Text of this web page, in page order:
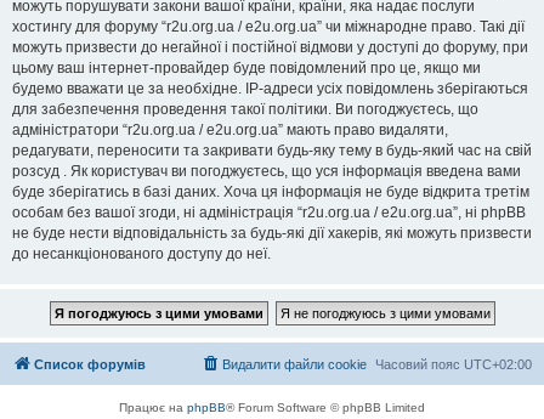
можуть порушувати закони вашої країни, країни, яка надає послуги
хостингу для форуму “r2u.org.ua / e2u.org.ua” чи міжнародне право. Такі дії
можуть призвести до негайної і постійної відмови у доступі до форуму, при
цьому ваш інтернет-провайдер буде повідомлений про це, якщо ми
будемо вважати це за необхідне. IP-адреси усіх повідомлень зберігаються
для забезпечення проведення такої політики. Ви погоджуєтесь, що
адміністратори “r2u.org.ua / e2u.org.ua” мають право видаляти,
редагувати, переносити та закривати будь-яку тему в будь-який час на свій
розсуд . Як користувач ви погоджуєтесь, що уся інформація введена вами
буде зберігатись в базі даних. Хоча ця інформація не буде відкрита третім
особам без вашої згоди, ні адміністрація “r2u.org.ua / e2u.org.ua”, ні phpBB
не буде нести відповідальність за будь-які дії хакерів, які можуть призвести
до несанкціонованого доступу до неї.
Список форумів Часовий пояс UTC+02:00
Видалити файли cookie
Працює на phpBB® Forum Software © phpBB Limited